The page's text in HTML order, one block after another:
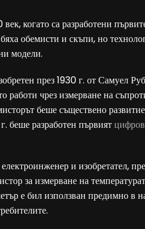
когато са разработени
обемисти и скъпи, но
модели.
през 1930 г. от Самуел
работи чрез измерване на
беше съществено
беше разработен първиятцифров
и изобретател,
за измерване на
е бил използван предимно в